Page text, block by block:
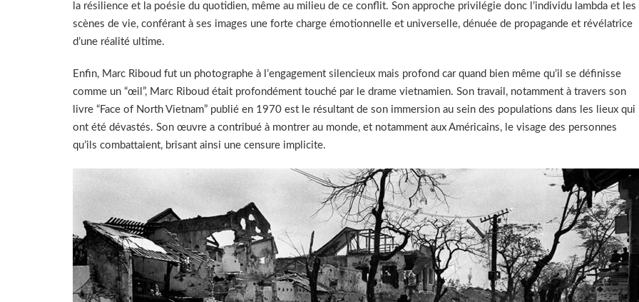
la résilience et la poésie du quotidien, même au milieu de ce conflit. Son approche privilégie donc l’individu lambda et les
scènes de vie, conférant à ses images une forte charge émotionnelle et universelle, dénuée de propagande et révélatrice
d’une réalité ultime.
Enfin, Marc Riboud fut un photographe à l’engagement silencieux mais profond car quand bien même qu’il se définisse
comme un “œil”, Marc Riboud était profondément touché par le drame vietnamien. Son travail, notamment à travers son
livre “Face of North Vietnam” publié en 1970 est le résultant de son immersion au sein des populations dans les lieux qui
ont été dévastés. Son œuvre a contribué à montrer au monde, et notamment aux Américains, le visage des personnes
qu’ils combattaient, brisant ainsi une censure implicite.